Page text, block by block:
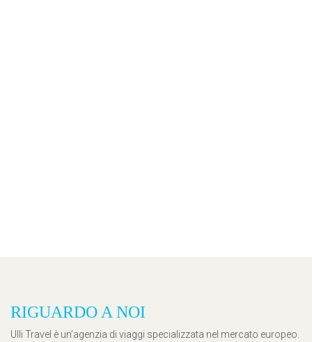
RIGUARDO A NOI
Ulli Travel è un'agenzia di viaggi specializzata nel mercato europeo.